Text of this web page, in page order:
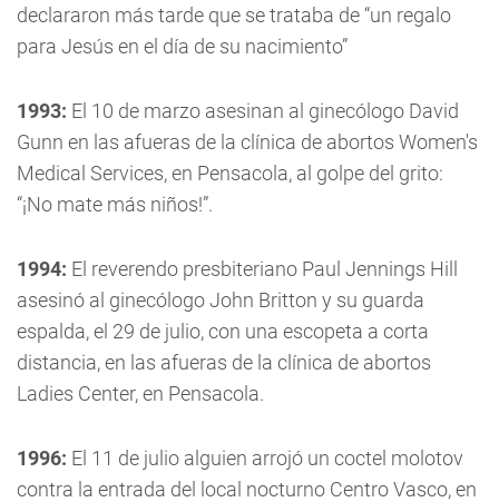
declararon más tarde que se trataba de “un regalo
para Jesús en el día de su nacimiento”
1993: El 10 de marzo asesinan al ginecólogo David
Gunn en las afueras de la clínica de abortos Women's
Medical Services, en Pensacola, al golpe del grito:
“¡No mate más niños!”.
1994: El reverendo presbiteriano Paul Jennings Hill
asesinó al ginecólogo John Britton y su guarda
espalda, el 29 de julio, con una escopeta a corta
distancia, en las afueras de la clínica de abortos
Ladies Center, en Pensacola.
1996: El 11 de julio alguien arrojó un coctel molotov
contra la entrada del local nocturno Centro Vasco, en